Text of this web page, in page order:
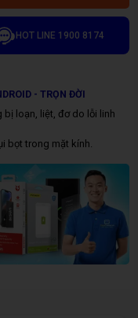
HOT LINE 1900 8174
- TRỌN ĐỜI
loạn, liệt, đơ do lỗi linh
bọt trong mặt kính.